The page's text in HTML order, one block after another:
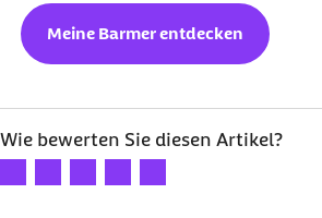
Meine Barmer entdecken
Wie bewerten Sie diesen Artikel?
Ihre Bewertung: 1 Stern
Ihre Bewertung: 2 Sterne
Ihre Bewertung: 3 Sterne
Ihre Bewertung: 4 Sterne
Ihre Bewertung: 5 Sterne